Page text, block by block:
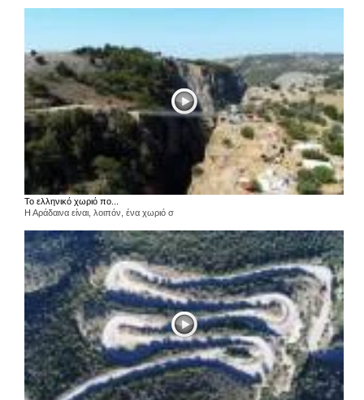
Το ελληνικό χωριό πο...
Η Αράδαινα είναι, λοιπόν, ένα χωριό σ